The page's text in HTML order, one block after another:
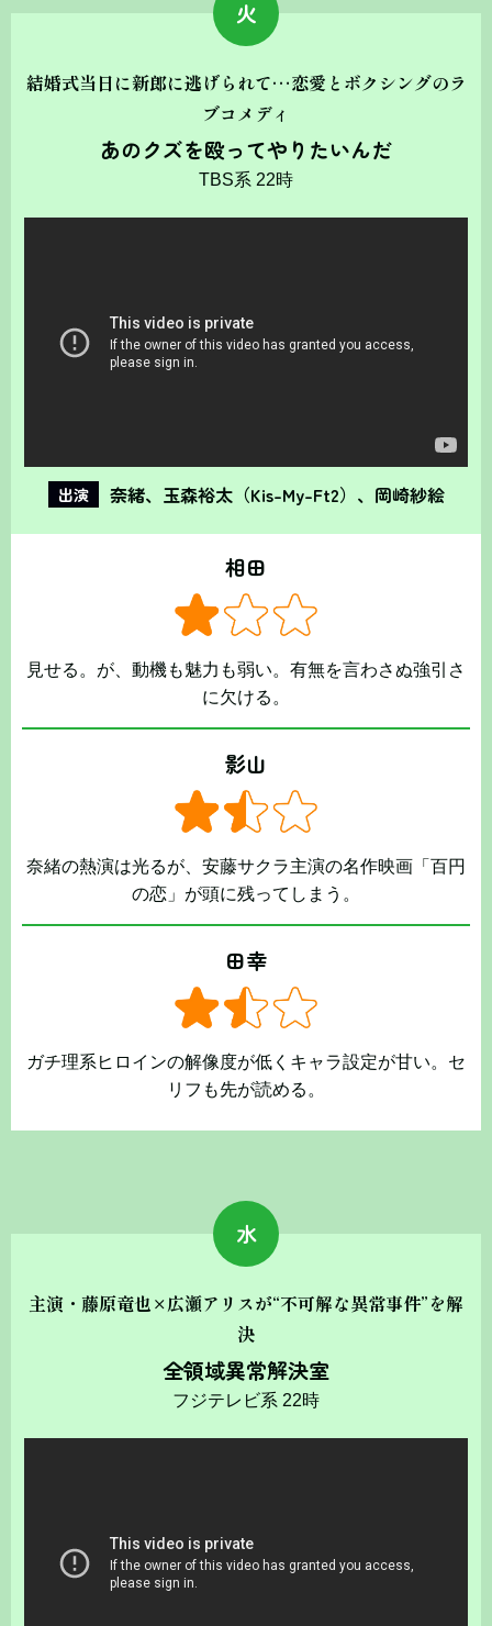
火
結婚式当日に新郎に逃げられて…恋愛とボクシングのラ
ブコメディ
あのクズを殴ってやりたいんだ
TBS系 22時
出演 奈緒、玉森裕太（Kis-My-Ft2）、岡崎紗絵
相田
見せる。が、動機も魅力も弱い。有無を言わさぬ強引さ
に欠ける。
影山
奈緒の熱演は光るが、安藤サクラ主演の名作映画「百円
の恋」が頭に残ってしまう。
田幸
ガチ理系ヒロインの解像度が低くキャラ設定が甘い。セ
リフも先が読める。
水
主演・藤原竜也×広瀬アリスが“不可解な異常事件”を解
決
全領域異常解決室
フジテレビ系 22時